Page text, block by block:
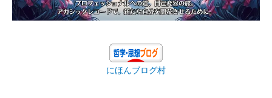
にほんブログ村